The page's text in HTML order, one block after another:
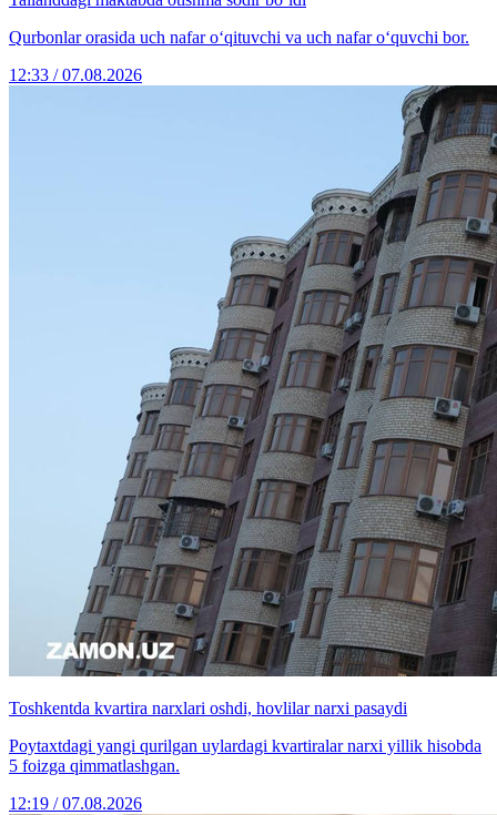
Qurbonlar orasida uch nafar o‘qituvchi va uch nafar o‘quvchi bor.
12:33 / 07.08.2026
Toshkentda kvartira narxlari oshdi, hovlilar narxi pasaydi
Poytaxtdagi yangi qurilgan uylardagi kvartiralar narxi yillik hisobda
5 foizga qimmatlashgan.
12:19 / 07.08.2026